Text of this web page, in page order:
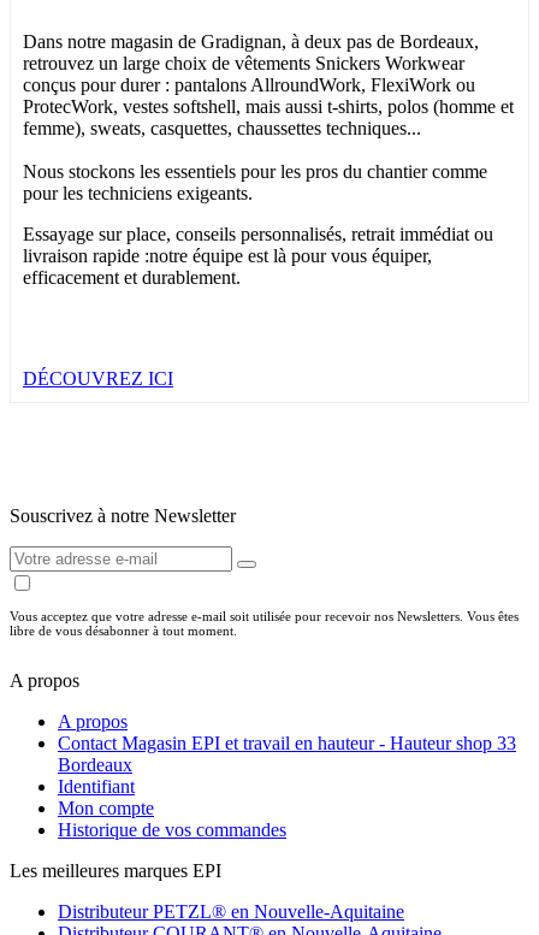
Dans notre magasin de Gradignan, à deux pas de Bordeaux,
retrouvez un large choix de vêtements Snickers Workwear
conçus pour durer : pantalons AllroundWork, FlexiWork ou
ProtecWork, vestes softshell, mais aussi t-shirts, polos (homme et
femme), sweats, casquettes, chaussettes techniques...
Nous stockons les essentiels pour les pros du chantier comme
pour les techniciens exigeants.
Essayage sur place, conseils personnalisés, retrait immédiat ou
livraison rapide :notre équipe est là pour vous équiper,
efficacement et durablement.
DÉCOUVREZ ICI
Souscrivez à notre Newsletter
Vous acceptez que votre adresse e-mail soit utilisée pour recevoir nos Newsletters. Vous êtes
libre de vous désabonner à tout moment.
A propos
A propos
Contact Magasin EPI et travail en hauteur - Hauteur shop 33
Bordeaux
Identifiant
Mon compte
Historique de vos commandes
Les meilleures marques EPI
Distributeur PETZL® en Nouvelle-Aquitaine